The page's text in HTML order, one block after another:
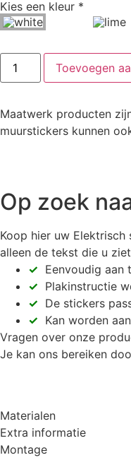
Kies een kleur *
Toevoegen
Maatwerk producten
muurstickers kunnen
Op zoek
Koop hier uw
alleen de tekst die u
✓ Eenvoudig aan
✓ Plakinstructie
✓ De stickers
✓ Kan worden
Vragen over onze
Je kan ons bereiken
Materialen
Extra informatie
Montage